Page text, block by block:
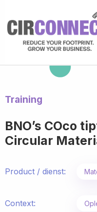
Training
BNO’s COco
Circular
Product / dienst:
Context: